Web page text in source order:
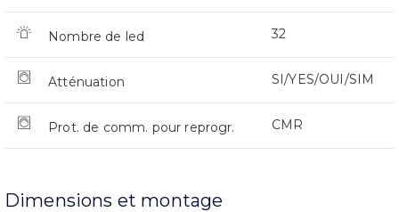
Nombre de led 32
Atténuation SI/YES/OUI/SIM
Prot. de comm. pour reprogr. CMR
Dimensions et montage